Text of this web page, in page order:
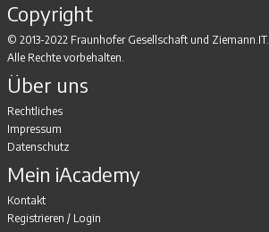
Copyright
© 2013-2022 Fraunhofer Gesellschaft und Ziemann.IT.
Alle Rechte vorbehalten.
Über uns
Rechtliches
Impressum
Datenschutz
Mein iAcademy
Kontakt
Registrieren / Login